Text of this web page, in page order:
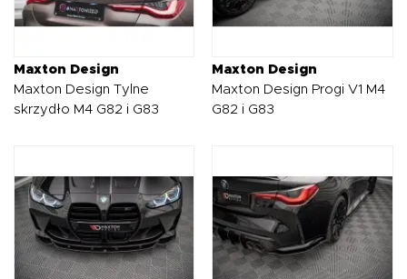
Maxton Design
Maxton Design Tylne
skrzydło M4 G82 i G83
Maxton Design
Maxton Design Progi V1 M4
G82 i G83